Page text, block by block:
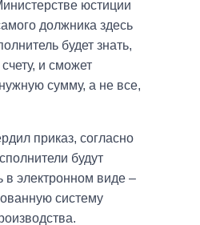
юстиции
должника здесь
будет знать,
и сможет
сумму, а не все,
приказ, согласно
будут
в электронном виде –
систему